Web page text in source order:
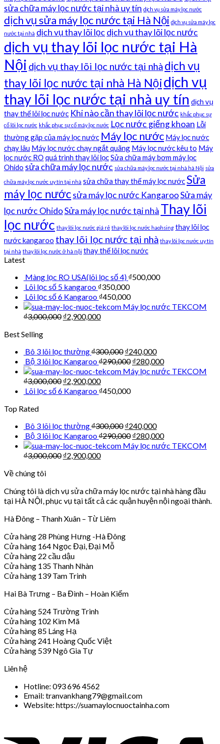
sửa chữa máy lọc nước tại nhà uy tín dịch vụ sửa máy lọc nước
dịch vụ sửa máy lọc nước tại Hà Nội dịch vụ sửa máy lọc
nước tại nhà dịch vụ thay lõi lọc dịch vụ thay lõi lọc nước
dịch vụ thay lõi lọc nước tại Hà
Nội dịch vụ thay lõi lọc nước tại nhà dịch vụ
thay lõi lọc nước tại nhà Hà Nộidịch vụ
thay lõi lọc nước tại nhà uy tín dịch vụ
thay thế lõi lọc nước Khi nào cần thay lõi lọc nước khắc phục sự
cố lõi lọc nước khắc phục sự cố máy lọc nước Lọc nước giếng khoan Lỗi
thường gặp của máy lọc nước Máy lọc nước Máy lọc nước
chạy lâu Máy lọc nước chạy ngắt quãng Máy lọc nước kêu to Máy
lọc nước RO quá trình thay lõi lọcSửa chữa máy bơm máy lọc
Ohido sửa chữa máy lọc nước sửa chữa máy lọc nước tại nhà hà Nội sửa
chữa máy lọc nước uy tín tại nhà sửa chữa thay thế máy lọc nướcSửa
máy lọc nướcsửa máy lọc nước KangarooSửa máy
lọc nước OhidoSửa máy lọc nước tại nhà Thay lõi
lọc nước thay lõi lọc nước giá rẻ thay lõi lọc nước haohsing thay lõi lọc
nước kangaroo thay lõi lọc nước tại nhà thay lõi lọc nước uy tín
tại nhà thay lõi lọc nước ở hà nội thay thế lõi lọc nước
Latest
Màng lọc RO USA(lõi lọc số 4) ₫500,000
Lõi lọc số 5 kangaroo ₫350,000
Lõi lọc số 6 Kangaroo ₫450,000
Máy lọc nước TEKCOM
₫3,000,000 ₫2,900,000
Best Selling
Bô 3 lõi lọc thường₫300,000 ₫240,000
Bộ 3 lõi lọc Kangaroo₫290,000 ₫280,000
Máy lọc nước TEKCOM
₫3,000,000 ₫2,900,000
Lõi lọc số 6 Kangaroo ₫450,000
Top Rated
Bô 3 lõi lọc thường₫300,000 ₫240,000
Bộ 3 lõi lọc Kangaroo₫290,000 ₫280,000
Máy lọc nước TEKCOM
₫3,000,000 ₫2,900,000
Về chúng tôi
Chúng tôi là dịch vụ sửa chữa máy lọc nước tại nhà hàng đầu
tại HÀ NỘI, phục vụ tại tất cả các quận huyện nội ngoại thành.
Hà Đông – Thanh Xuân – Từ Liêm
Cửa hàng 28 Phùng Hưng -Hà Đông
Cửa hàng 164 Ngọc Đại, Đại Mỗ
Cửa hàng 22 cầu dậu
Cửa hàng 135 Thanh Nhàn
Cửa hàng 139 Tam Trinh
Hai Bà Trưng – Ba Đình – Hoàn Kiếm
Cửa hàng 524 Trường Trinh
Cửa hàng 102 Kim Mã
Cửa hàng 85 Láng Hạ
Cửa hàng 241 Hoàng Quốc Việt
Cửa hàng 539 Ngô Gia Tự
Liên hệ
Hotline: 093 696 4562
Email: tranvankhang79@gmail.com
Website: https://suamaylocnuoctainha.com